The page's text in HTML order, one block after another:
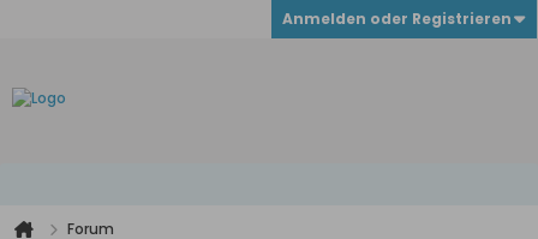
Anmelden oder Registrieren
Forum